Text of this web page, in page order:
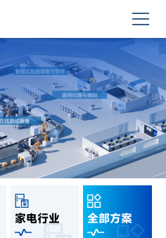
家电行业 全部方案